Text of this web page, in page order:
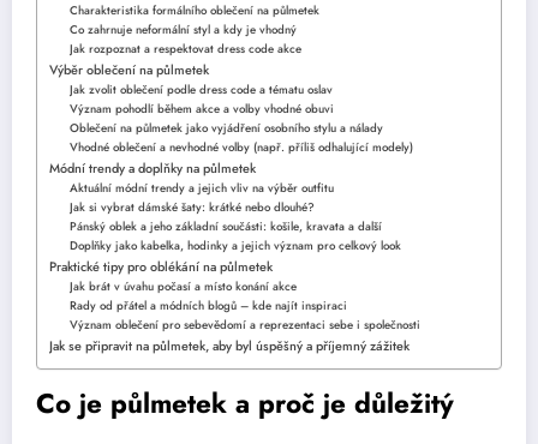
Charakteristika formálního oblečení na půlmetek
Co zahrnuje neformální styl a kdy je vhodný
Jak rozpoznat a respektovat dress code akce
Výběr oblečení na půlmetek
Jak zvolit oblečení podle dress code a tématu oslav
Význam pohodlí během akce a volby vhodné obuvi
Oblečení na půlmetek jako vyjádření osobního stylu a nálady
Vhodné oblečení a nevhodné volby (např. příliš odhalující modely)
Módní trendy a doplňky na půlmetek
Aktuální módní trendy a jejich vliv na výběr outfitu
Jak si vybrat dámské šaty: krátké nebo dlouhé?
Pánský oblek a jeho základní součásti: košile, kravata a další
Doplňky jako kabelka, hodinky a jejich význam pro celkový look
Praktické tipy pro oblékání na půlmetek
Jak brát v úvahu počasí a místo konání akce
Rady od přátel a módních blogů – kde najít inspiraci
Význam oblečení pro sebevědomí a reprezentaci sebe i společnosti
Jak se připravit na půlmetek, aby byl úspěšný a příjemný zážitek
Co je půlmetek a proč je důležitý